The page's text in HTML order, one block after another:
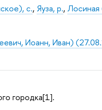
с., Яуза, р.,Лосиная
Иоанн, Иван)
городка[1].